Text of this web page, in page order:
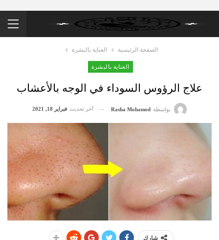
الصفحة الرئيسية العناية بالبشرة
العناية بالبشرة
علاج الرؤوس السوداء في الوجه بالأعشاب
بواسطة Rasha Mohamed آخر تحديث فبراير 18, 2021
شارك